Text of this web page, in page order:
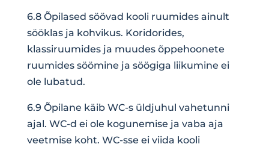
6.8 Õpilased söövad kooli ruumides ainult
sööklas ja kohvikus. Koridorides,
klassiruumides ja muudes õppehoonete
ruumides söömine ja söögiga liikumine ei
ole lubatud.
6.9 Õpilane käib WC-s üldjuhul vahetunni
ajal. WC-d ei ole kogunemise ja vaba aja
veetmise koht. WC-sse ei viida kooli